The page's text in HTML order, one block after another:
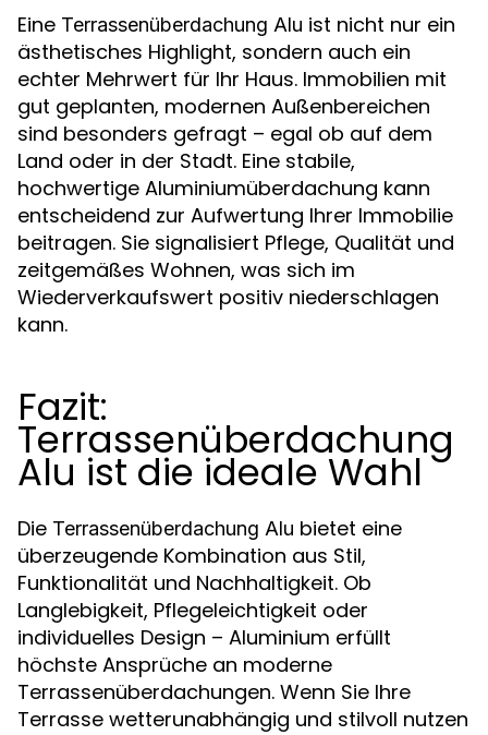
Eine Terrassenüberdachung Alu ist nicht nur ein
ästhetisches Highlight, sondern auch ein
echter Mehrwert für Ihr Haus. Immobilien mit
gut geplanten, modernen Außenbereichen
sind besonders gefragt – egal ob auf dem
Land oder in der Stadt. Eine stabile,
hochwertige Aluminiumüberdachung kann
entscheidend zur Aufwertung Ihrer Immobilie
beitragen. Sie signalisiert Pflege, Qualität und
zeitgemäßes Wohnen, was sich im
Wiederverkaufswert positiv niederschlagen
kann.
Fazit:
Terrassenüberdachung
Alu ist die ideale Wahl
Die Terrassenüberdachung Alu bietet eine
überzeugende Kombination aus Stil,
Funktionalität und Nachhaltigkeit. Ob
Langlebigkeit, Pflegeleichtigkeit oder
individuelles Design – Aluminium erfüllt
höchste Ansprüche an moderne
Terrassenüberdachungen. Wenn Sie Ihre
Terrasse wetterunabhängig und stilvoll nutzen